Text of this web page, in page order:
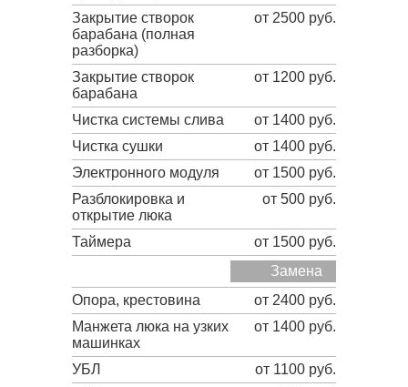
Закрытие створок
барабана (полная
разборка)
от 2500 руб.
Закрытие створок
барабана
от 1200 руб.
Чистка системы слива
от 1400 руб.
Чистка сушки
от 1400 руб.
Электронного модуля
от 1500 руб.
Разблокировка и
открытие люка
от 500 руб.
Таймера
от 1500 руб.
Замена
Опора, крестовина
от 2400 руб.
Манжета люка на узких
машинках
от 1400 руб.
УБЛ
от 1100 руб.